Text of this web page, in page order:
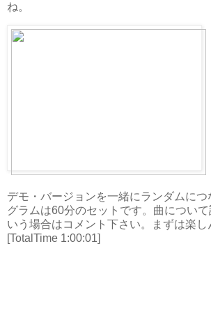
ね。
デモ・バージョンを一緒にランダムにつ
グラムは60分のセットです。曲につい
いう場合はコメント下さい。まずは楽
[TotalTime 1:00:01]